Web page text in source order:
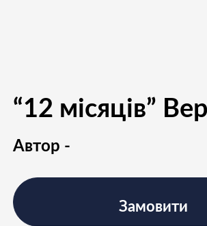
“12 місяців”
Автор -
Замовити